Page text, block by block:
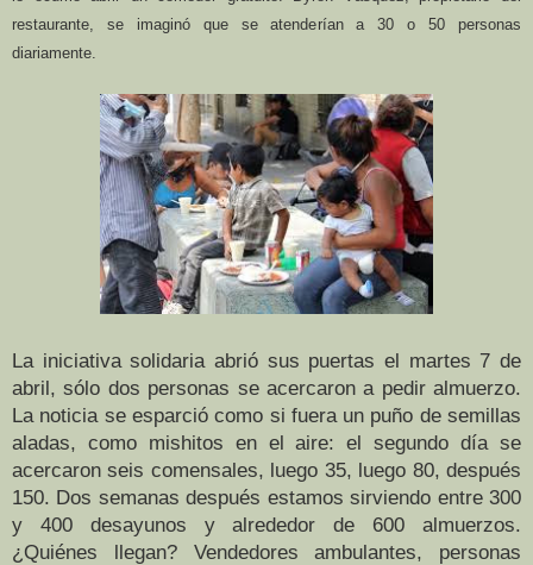
restaurante, se imaginó que se atenderían a 30 o 50 personas
diariamente.
La iniciativa solidaria abrió sus puertas el martes 7 de
abril, sólo dos personas se acercaron a pedir almuerzo.
La noticia se esparció como si fuera un puño de semillas
aladas, como mishitos en el aire: el segundo día se
acercaron seis comensales, luego 35, luego 80, después
150. Dos semanas después estamos sirviendo entre 300
y 400 desayunos y alrededor de 600 almuerzos.
¿Quiénes llegan? Vendedores ambulantes, personas